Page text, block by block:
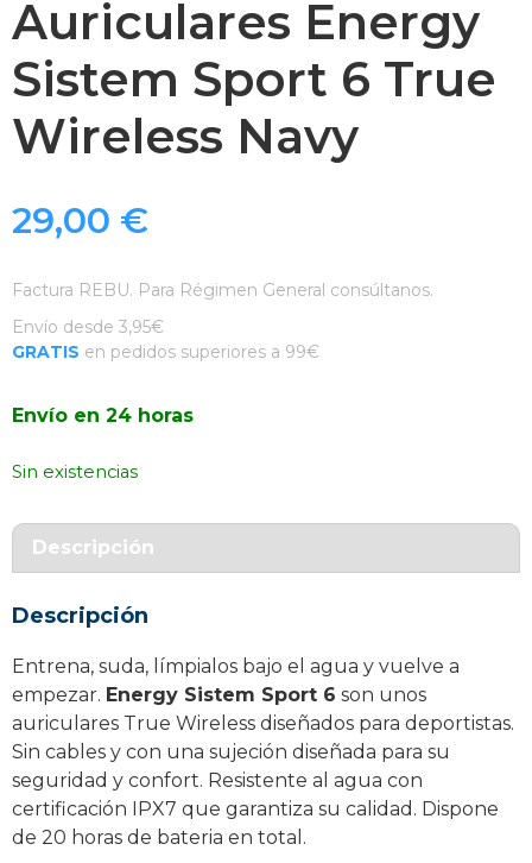
Auriculares Energy
Sistem Sport 6 True
Wireless Navy
29,00 €
Factura REBU. Para Régimen General consúltanos.
Envío desde 3,95€
GRATIS en pedidos superiores a 99€
Envío en 24 horas
Sin existencias
Descripción
Descripción
Entrena, suda, límpialos bajo el agua y vuelve a
empezar. Energy Sistem Sport 6 son unos
auriculares True Wireless diseñados para deportistas.
Sin cables y con una sujeción diseñada para su
seguridad y confort. Resistente al agua con
certificación IPX7 que garantiza su calidad. Dispone
de 20 horas de bateria en total.